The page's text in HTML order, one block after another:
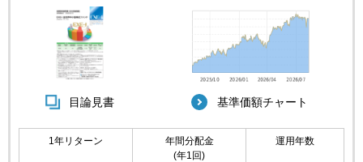
目論見書 基準価額チャート
1年リターン
年間分配金
(年1回)
運用年数